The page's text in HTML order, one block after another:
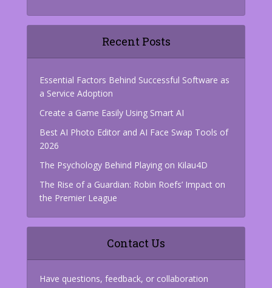
Recent Posts
Essential Factors Behind Successful Software as
a Service Adoption
Create a Game Easily Using Smart AI
Best AI Photo Editor and AI Face Swap Tools of
2026
The Psychology Behind Playing on Kilau4D
The Rise of a Guardian: Robin Roefs’ Impact on
the Premier League
Contact Us
Have questions, feedback, or collaboration